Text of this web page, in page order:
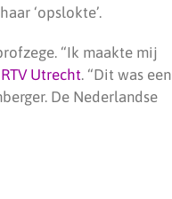
‘opslokte’.
“Ik maakte mij
RTV Utrecht. “Dit was een
De Nederlandse